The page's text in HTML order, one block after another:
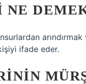
arındırmak
ifade eder.